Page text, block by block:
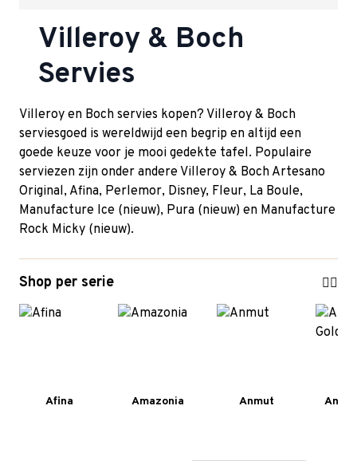
Villeroy & Boch
Servies
Villeroy en Boch servies kopen? Villeroy & Boch
serviesgoed is wereldwijd een begrip en altijd een
goede keuze voor je mooi gedekte tafel. Populaire
serviezen zijn onder andere Villeroy & Boch Artesano
Original, Afina, Perlemor, Disney, Fleur, La Boule,
Manufacture Ice (nieuw), Pura (nieuw) en Manufacture
Rock Micky (nieuw).
Shop per serie
Afina Amazonia Anmut